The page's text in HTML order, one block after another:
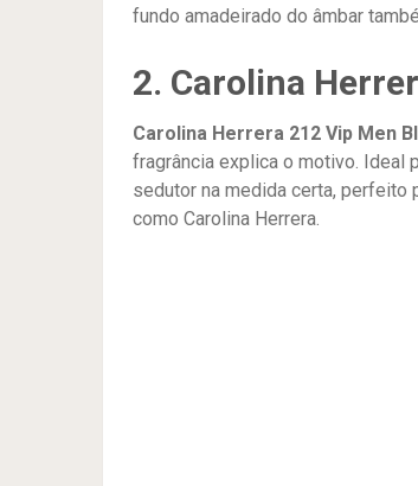
fundo amadeirado do âmbar
2. Carolina
Carolina Herrera 212 Vip Men
fragrância explica o motivo. Ideal
sedutor na medida certa, perfeito
como Carolina Herrera.